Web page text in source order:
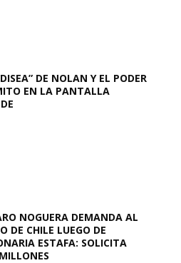
DE NOLAN Y EL PODER
EN LA PANTALLA
NOGUERA DEMANDA AL
DE CHILE LUEGO DE
ESTAFA: SOLICITA